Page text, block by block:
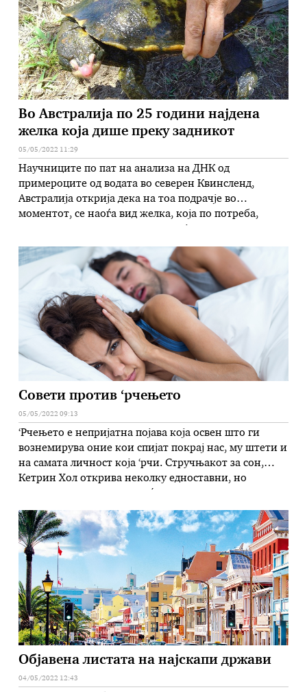
Во Австралија по 25 години најдена
желка која дише преку задникот
05/05/2022 11:29
Научниците по пат на анализа на ДНК од
примероците од водата во северен Квинсленд,
Австралија открија дека на тоа подрачје во
моментот, се наоѓа вид желка, која по потреба,
тоа подрачје е видена пред повеќе од 25 години.
Стручњаците од Универзитетот „Џемс Кук“
анализирале ДНК …
Совети против ‘рчењето
05/05/2022 09:13
‘Рчењето е непријатна појава која освен што ги
вознемирува оние кои спијат покрај нас, му штети и
на сaмата личност која ‘рчи. Стручњакот за сон,
Кетрин Хол открива неколку едноставни, но
со таа лоша ноќна навика. Првиот совет гласи:
гласно повторување на самогласките – неколкупати
на ден, …
Објавена листата на најскапи држави
04/05/2022 12:43